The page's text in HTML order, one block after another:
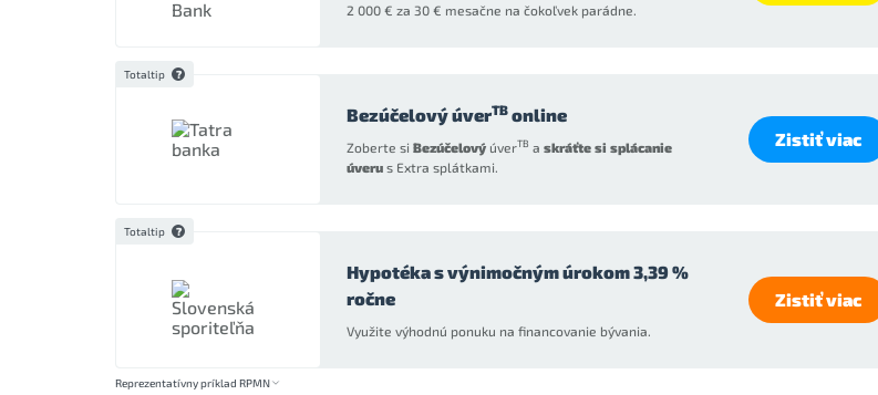
2 000 € za 30 € mesačne na čokoľvek parádne.
Totaltip
Bezúčelový úverTBonline
Zoberte si BezúčelovýúverTB a skráťte si splácanie
úverus Extra splátkami.
Zistiť viac
Totaltip
Hypotéka s výnimočným úrokom 3,39 %
ročne
Využite výhodnú ponuku na financovanie bývania.
Zistiť viac
Reprezentatívny príklad RPMN